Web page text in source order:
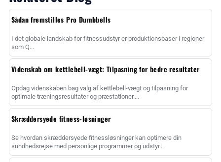
Sådan fremstilles Pro Dumbbells
I det globale landskab for fitnessudstyr er produktionsbaser i regioner
som Q...
Videnskab om kettlebell-vægt: Tilpasning for bedre resultater
Opdag videnskaben bag valg af kettlebell-vægt og tilpasning for
optimale træningsresultater og præstationer....
Skræddersyede fitness-løsninger
Se hvordan skræddersyede fitnessløsninger kan optimere din
sundhedsrejse med personlige programmer og udstyr...